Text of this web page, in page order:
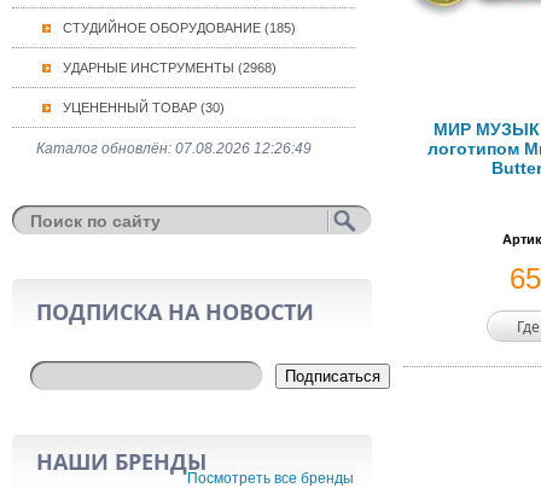
СТУДИЙНОЕ ОБОРУДОВАНИЕ (185)
УДАРНЫЕ ИНСТРУМЕНТЫ (2968)
УЦЕНЕННЫЙ ТОВАР (30)
Каталог обновлён: 07.08.2026 12:26:49
ПОДПИСКА НА НОВОСТИ
Подписаться
НАШИ БРЕНДЫ
Посмотреть все бренды
МИР
логотипом